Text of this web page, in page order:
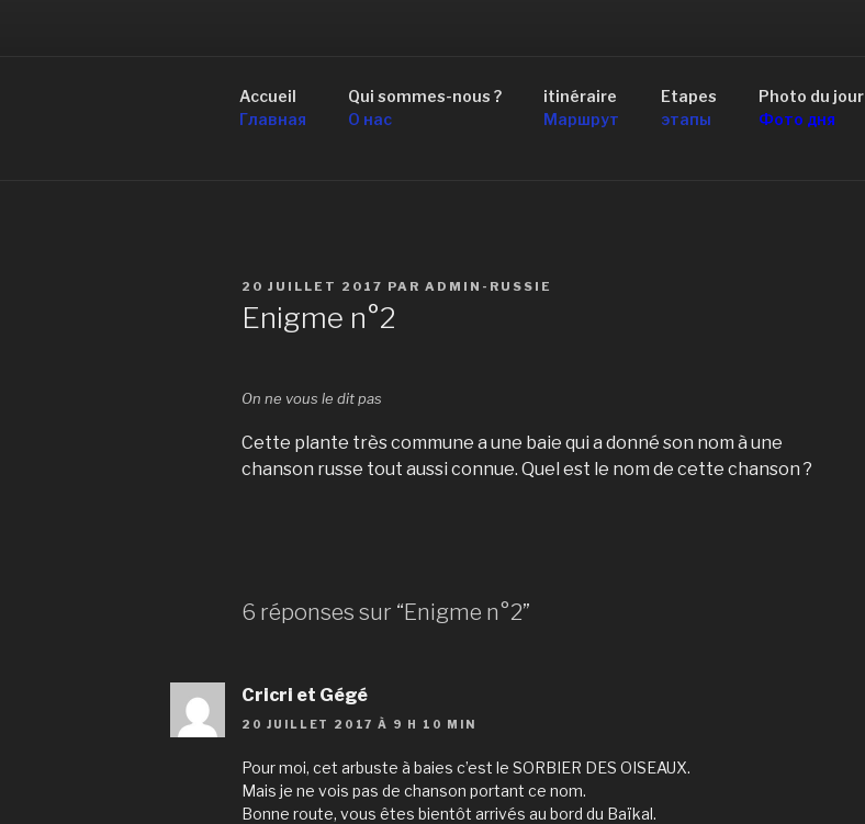
RAID 4×4 RUSSIE
de Moscou au Lac Baïkal
Accueil
Главная
Qui sommes-nous ?
О нас
itinéraire
Маршрут
Etapes
этапы
Photo du jour
Фото дня
PUBLIÉ
20 JUILLET 2017 PAR ADMIN-RUSSIE
Enigme n°2
On ne vous le dit pas
Cette plante très commune a une baie qui a donné son nom à une
chanson russe tout aussi connue. Quel est le nom de cette chanson ?
6 réponses sur “Enigme n°2”
Cricri et Gégé
20 JUILLET 2017 À 9 H 10 MIN
Pour moi, cet arbuste à baies c’est le SORBIER DES OISEAUX.
Mais je ne vois pas de chanson portant ce nom.
Bonne route, vous êtes bientôt arrivés au bord du Baïkal.